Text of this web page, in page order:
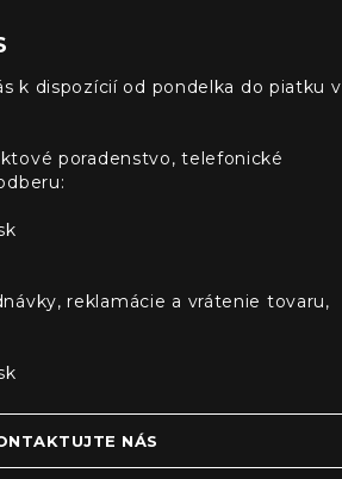
k dispozícií od pondelka do piatku v
poradenstvo, telefonické
reklamácie a vrátenie tovaru,
NÁS